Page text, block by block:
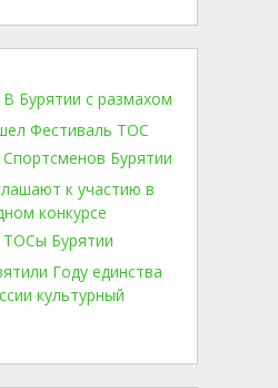
В Бурятии с размахом
Фестиваль ТОС
Спортсменов Бурятии
к участию в
конкурсе
ТОСы Бурятии
Году единства
культурный